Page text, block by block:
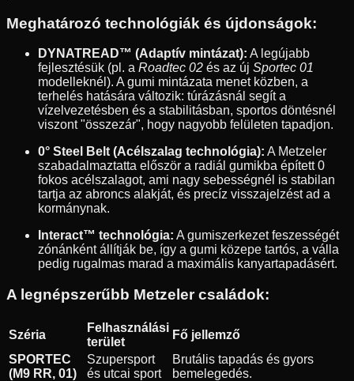
Meghatározó technológiák és újdonságok:
DYNATREAD™ (Adaptív mintázat): A legújabb
fejlesztésük (pl. a Roadtec 02 és az új Sportec 01
modelleknél). A gumi mintázata menet közben, a
terhelés hatására változik: túrázásnál segít a
vízelvezetésben és a stabilitásban, sportos döntésnél
viszont "összezár", hogy nagyobb felületen tapadjon.
0° Steel Belt (Acélszalag technológia): A Metzeler
szabadalmaztatta először a radiál gumikba épített 0
fokos acélszalagot, ami nagy sebességnél is stabilan
tartja az abroncs alakját, és precíz visszajelzést ad a
kormánynak.
Interact™ technológia: A gumiszerkezet feszességét
zónánként állítják be, így a gumi közepe tartós, a válla
pedig rugalmas marad a maximális kanyartapadásért.
A legnépszerűbb Metzeler családok:
Széria
Felhasználási
terület
Fő jellemző
SPORTEC
(M9 RR, 01)
Szupersport
és utcai sport
Brutális tapadás és gyors
bemelegedés.